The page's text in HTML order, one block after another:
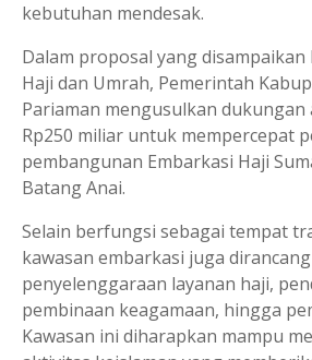
kebutuhan mendesak.
Dalam proposal yang
Haji dan Umrah, Pemerintah
Pariaman mengusulkan
Rp250 miliar untuk mempercepat
pembangunan Embarkasi Haji
Batang Anai.
Selain berfungsi sebagai tempat
kawasan embarkasi juga
penyelenggaraan layanan haji,
pembinaan keagamaan, hingga
Kawasan ini diharapkan mampu